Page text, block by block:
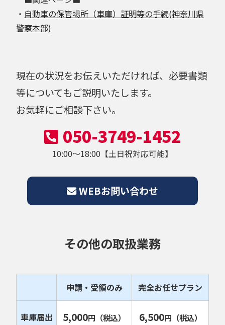
・ 自動車の保管場所（車庫）証明等の手続(神奈川県
警察本部)
現在の状況をお伝えいただければ、必要書類
等についてもご説明いたします。
お気軽にご相談下さい。
050-3749-1452
10:00～18:00【土日祝対応可能】
WEBお問い合わせ
その他の取扱業務
申請・受領のみ 完全お任せプラン
車庫届出 5,000円 （税込） 6,500円 （税込）